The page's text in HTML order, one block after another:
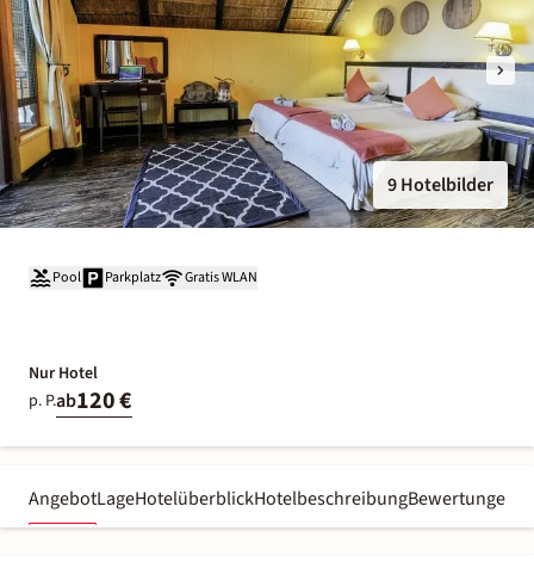
9 Hotelbilder
Pool Parkplatz Gratis WLAN
Nur Hotel
p. P.ab120 €
AngebotLageHotelüberblickHotelbeschreibungBewertungen